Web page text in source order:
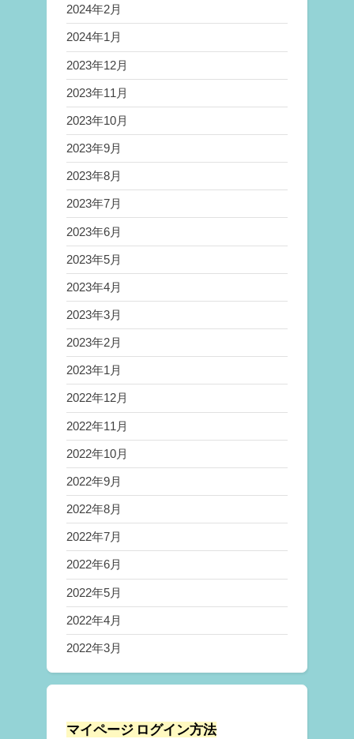
2024年2月
2024年1月
2023年12月
2023年11月
2023年10月
2023年9月
2023年8月
2023年7月
2023年6月
2023年5月
2023年4月
2023年3月
2023年2月
2023年1月
2022年12月
2022年11月
2022年10月
2022年9月
2022年8月
2022年7月
2022年6月
2022年5月
2022年4月
2022年3月
マイページ ログイン方法